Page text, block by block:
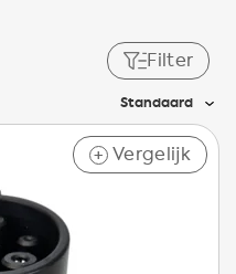
Filter
Standaard
+ Vergelijk